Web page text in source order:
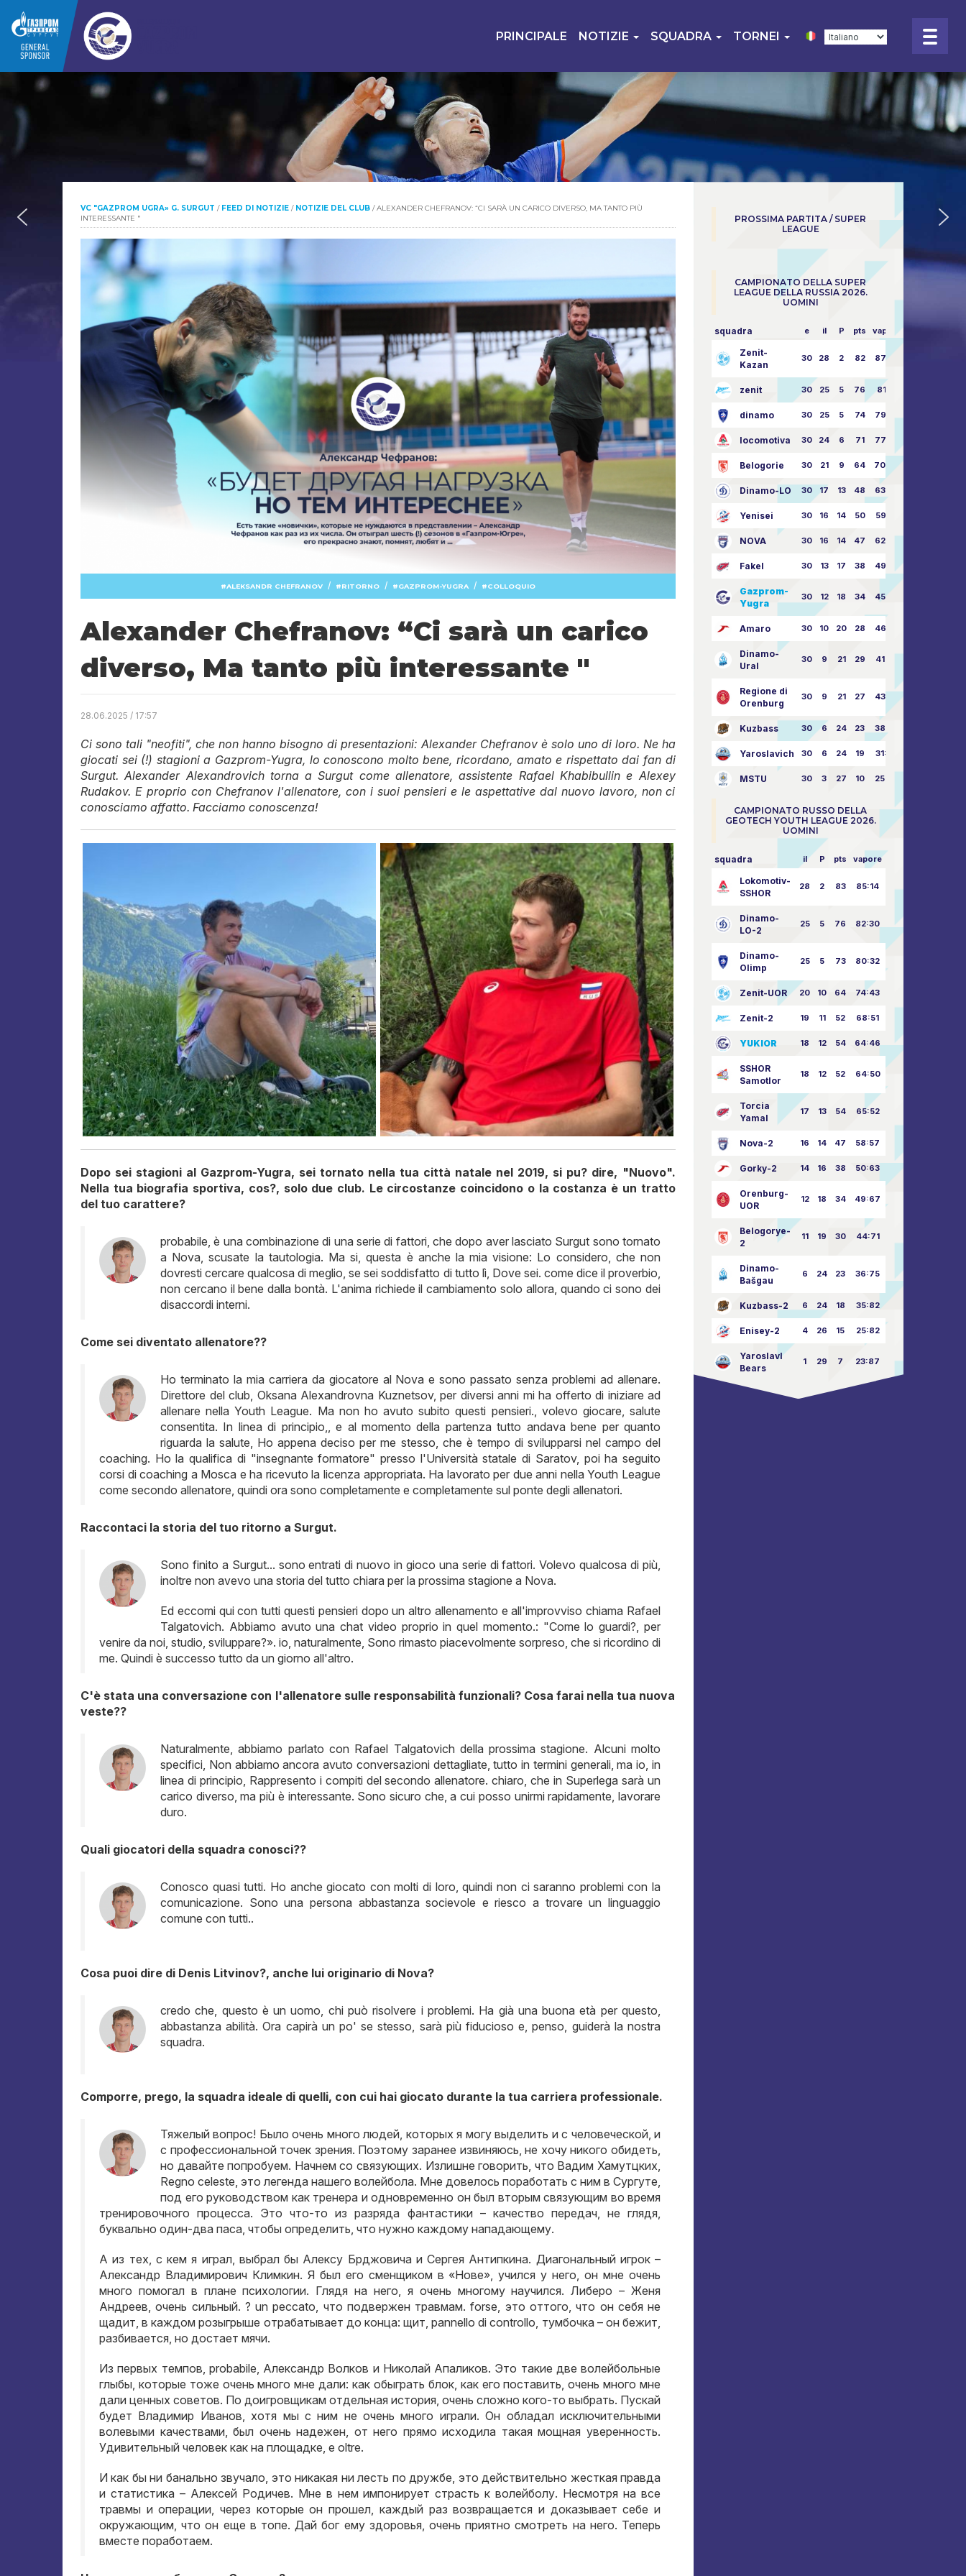
PRINCIPALE NOTIZIE SQUADRA TORNEI
VC "GAZPROM UGRA» G. SURGUT / FEED DI NOTIZIE / NOTIZIE DEL CLUB /ALEXANDER CHEFRANOV: “CI SARÀ UN CARICO DIVERSO, MA TANTO PIÙ
INTERESSANTE "
ALEKSANDR CHEFRANOV / RITORNO / GAZPROM-YUGRA / COLLOQUIO
Alexander Chefranov: “Ci sarà un carico
diverso, Ma tanto più interessante "
28.06.2025 / 17:57
Ci sono tali "neofiti", che non hanno bisogno di presentazioni: Alexander Chefranov è solo uno di loro. Ne ha
giocati sei (!) stagioni a Gazprom-Yugra, lo conoscono molto bene, ricordano, amato e rispettato dai fan di
Surgut. Alexander Alexandrovich torna a Surgut come allenatore, assistente Rafael Khabibullin e Alexey
Rudakov. E proprio con Chefranov l'allenatore, con i suoi pensieri e le aspettative dal nuovo lavoro, non ci
conosciamo affatto. Facciamo conoscenza!
Dopo sei stagioni al Gazprom-Yugra, sei tornato nella tua città natale nel 2019, si pu? dire, "Nuovo".
Nella tua biografia sportiva, cos?, solo due club. Le circostanze coincidono o la costanza è un tratto
del tuo carattere?
probabile, è una combinazione di una serie di fattori, che dopo aver lasciato Surgut sono tornato
a Nova, scusate la tautologia. Ma si, questa è anche la mia visione: Lo considero, che non
dovresti cercare qualcosa di meglio, se sei soddisfatto di tutto lì, Dove sei. come dice il proverbio,
non cercano il bene dalla bontà. L'anima richiede il cambiamento solo allora, quando ci sono dei
disaccordi interni.
Come sei diventato allenatore??
Ho terminato la mia carriera da giocatore al Nova e sono passato senza problemi ad allenare.
Direttore del club, Oksana Alexandrovna Kuznetsov, per diversi anni mi ha offerto di iniziare ad
allenare nella Youth League. Ma non ho avuto subito questi pensieri., volevo giocare, salute
consentita. In linea di principio,, e al momento della partenza tutto andava bene per quanto
riguarda la salute, Ho appena deciso per me stesso, che è tempo di svilupparsi nel campo del
coaching. Ho la qualifica di "insegnante formatore" presso l'Università statale di Saratov, poi ha seguito
corsi di coaching a Mosca e ha ricevuto la licenza appropriata. Ha lavorato per due anni nella Youth League
come secondo allenatore, quindi ora sono completamente e completamente sul ponte degli allenatori.
Raccontaci la storia del tuo ritorno a Surgut.
Sono finito a Surgut... sono entrati di nuovo in gioco una serie di fattori. Volevo qualcosa di più,
inoltre non avevo una storia del tutto chiara per la prossima stagione a Nova.
Ed eccomi qui con tutti questi pensieri dopo un altro allenamento e all'improvviso chiama Rafael
Talgatovich. Abbiamo avuto una chat video proprio in quel momento.: "Come lo guardi?, per
venire da noi, studio, sviluppare?». io, naturalmente, Sono rimasto piacevolmente sorpreso, che si ricordino di
me. Quindi è successo tutto da un giorno all'altro.
C'è stata una conversazione con l'allenatore sulle responsabilità funzionali? Cosa farai nella tua nuova
veste??
Naturalmente, abbiamo parlato con Rafael Talgatovich della prossima stagione. Alcuni molto
specifici, Non abbiamo ancora avuto conversazioni dettagliate, tutto in termini generali, ma io, in
linea di principio, Rappresento i compiti del secondo allenatore. chiaro, che in Superlega sarà un
carico diverso, ma più è interessante. Sono sicuro che, a cui posso unirmi rapidamente, lavorare
duro.
Quali giocatori della squadra conosci??
Conosco quasi tutti. Ho anche giocato con molti di loro, quindi non ci saranno problemi con la
comunicazione. Sono una persona abbastanza socievole e riesco a trovare un linguaggio
comune con tutti..
Cosa puoi dire di Denis Litvinov?, anche lui originario di Nova?
credo che, questo è un uomo, chi può risolvere i problemi. Ha già una buona età per questo,
abbastanza abilità. Ora capirà un po' se stesso, sarà più fiducioso e, penso, guiderà la nostra
squadra.
Comporre, prego, la squadra ideale di quelli, con cui hai giocato durante la tua carriera professionale.
Тяжелый вопрос! Было очень много людей, которых я могу выделить и с человеческой,и
с профессиональной точек зрения. Поэтому заранее извиняюсь,не хочу никого обидеть,
но давайте попробуем. Начнем со связующих. Излишне говорить, что Вадим Хамутцких,
Regno celeste, это легенда нашего волейбола. Мне довелось поработать с ним в Сургуте,
под его руководством как тренера и одновременно он был вторым связующим во время
тренировочного процесса. Это что-то из разряда фантастики – качество передач, не глядя,
буквально один-два паса, чтобы определить, что нужно каждому нападающему.
А из тех, с кем я играл, выбрал бы Алексу Брджовича и Сергея Антипкина. Диагональный игрок –
Александр Владимирович Климкин. Я был его сменщиком в «Нове»,учился у него,он мне очень
много помогал в плане психологии. Глядя на него, я очень многому научился.Либеро – Женя
Андреев,очень сильный. ? un peccato, что подвержен травмам. forse, это оттого,что он себя не
щадит,в каждом розыгрыше отрабатывает до конца:щит, pannello di controllo, тумбочка – он бежит,
разбивается, но достает мячи.
Из первых темпов, probabile, Александр Волков и Николай Апаликов. Это такие две волейбольные
глыбы, которые тоже очень много мне дали:как обыграть блок, как его поставить,очень много мне
дали ценных советов. По доигровщикам отдельная история, очень сложно кого-то выбрать. Пускай
будет Владимир Иванов,хотя мы с ним не очень много играли.Он обладал исключительными
волевыми качествами,был очень надежен, от него прямо исходила такая мощная уверенность.
Удивительный человек как на площадке, e oltre.
И как бы ни банально звучало, это никакая ни лесть по дружбе, это действительно жесткая правда
и статистика – Алексей Родичев. Мне в нем импонирует страсть к волейболу. Несмотря на все
травмы и операции,через которые он прошел, каждый раз возвращается и доказывает себе и
окружающим,что он еще в топе.Дай бог ему здоровья,очень приятно смотреть на него. Теперь
вместе поработаем.
PROSSIMA PARTITA / SUPER
LEAGUE
CAMPIONATO DELLA SUPER
LEAGUE DELLA RUSSIA 2026.
UOMINI
squadra e il P pts vapore
Zenit-
Kazan
30 28 2 82 87:24
zenit 30 25 5 76 81:21
dinamo 30 25 5 74 79:26
locomotiva 30 24 6 71 77:33
Belogorie 30 21 9 64 70:40
Dinamo-LO 30 17 13 48 63:57
Yenisei 30 16 14 50 59:53
NOVA 30 16 14 47 62:58
Fakel 30 13 17 38 49:62
Gazprom-
Yugra
30 12 18 34 45:63
Amaro 30 10 20 28 46:73
Dinamo-
Ural
30 9 21 29 41:70
Regione di
Orenburg
30 9 21 27 43:73
Kuzbass 30 6 24 23 38:76
Yaroslavich 30 6 24 19 31:80
MSTU 30 3 27 10 25:87
CAMPIONATO RUSSO DELLA
GEOTECH YOUTH LEAGUE 2026.
UOMINI
squadra il P pts vapore
Lokomotiv-
SSHOR
28 2 83 85:14
Dinamo-
LO-2
25 5 76 82:30
Dinamo-
Olimp
25 5 73 80:32
Zenit-UOR 20 10 64 74:43
Zenit-2 19 11 52 68:51
YUKIOR 18 12 54 64:46
SSHOR
Samotlor
18 12 52 64:50
Torcia
Yamal
17 13 54 65:52
Nova-2 16 14 47 58:57
Gorky-2 14 16 38 50:63
Orenburg-
UOR
12 18 34 49:67
Belogorye-
2
11 19 30 44:71
Dinamo-
Bašgau
6 24 23 36:75
Kuzbass-2 6 24 18 35:82
Enisey-2 4 26 15 25:82
Yaroslavl
Bears
1 29 7 23:87